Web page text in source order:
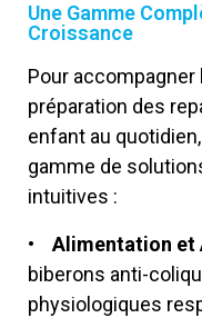
Une Gamme
Croissance
Pour accompagner
préparation des
enfant au
gamme de
intuitives :
• Alimentation et
biberons anti-
physiologiques